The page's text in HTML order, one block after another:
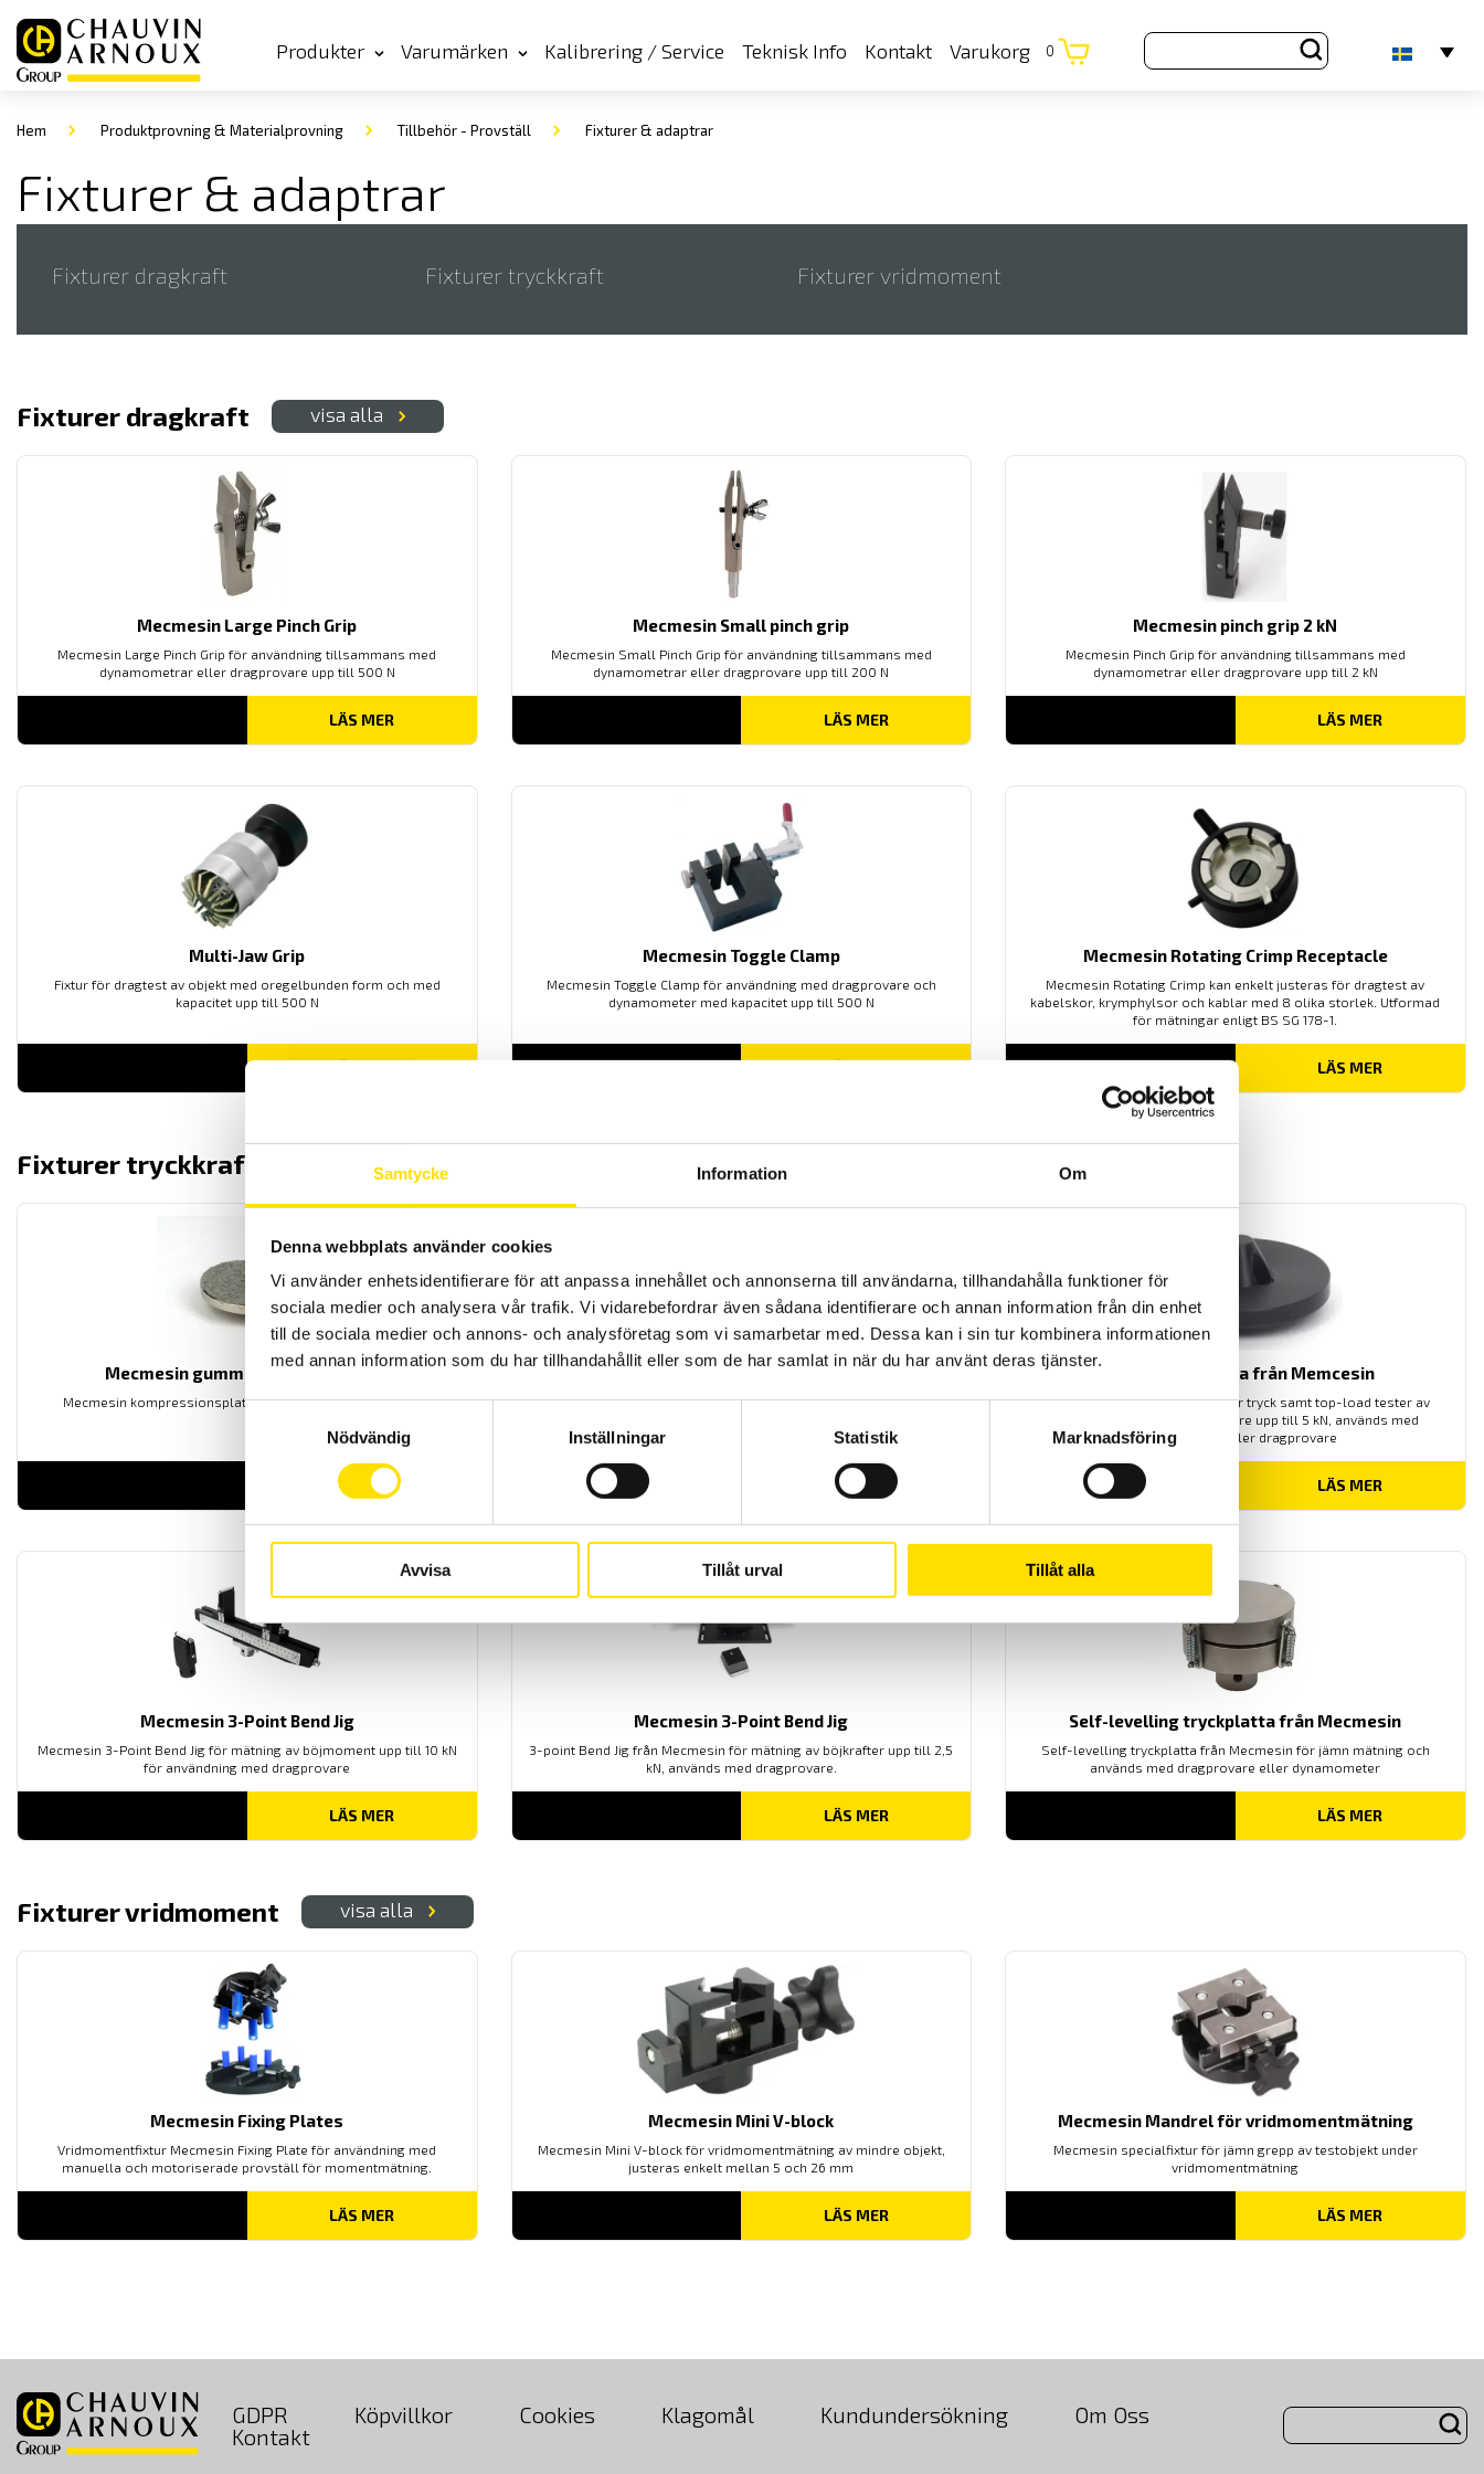
Samtycke Information Om
Denna webbplats använder cookies
Vi använder enhetsidentifierare för att anpassa innehållet och annonserna till användarna, tillhandahålla funktioner för
sociala medier och analysera vår trafik. Vi vidarebefordrar även sådana identifierare och annan information från din enhet
till de sociala medier och annons- och analysföretag som vi samarbetar med. Dessa kan i sin tur kombinera informationen
med annan information som du har tillhandahållit eller som de har samlat in när du har använt deras tjänster.
Samtyckesval
Nödvändig
Inställningar Statistik Marknadsföring
Avvisa Tillåt urval Tillåt alla
Produkter Varumärken Kalibrering / Service Teknisk Info Kontakt Varukorg 0
Hem Produktprovning & Materialprovning Tillbehör - Provställ Fixturer & adaptrar
Fixturer & adaptrar
Fixturer dragkraft Fixturer tryckkraft Fixturer vridmoment
Fixturer dragkraft visa alla
Mecmesin Large Pinch Grip
Mecmesin Large Pinch Grip för användning tillsammans med
dynamometrar eller dragprovare upp till 500 N
LÄS MER
Mecmesin Small pinch grip
Mecmesin Small Pinch Grip för användning tillsammans med
dynamometrar eller dragprovare upp till 200 N
LÄS MER
Mecmesin pinch grip 2 kN
Mecmesin Pinch Grip för användning tillsammans med
dynamometrar eller dragprovare upp till 2 kN
LÄS MER
Multi-Jaw Grip
Fixtur för dragtest av objekt med oregelbunden form och med
kapacitet upp till 500 N
Mecmesin Toggle Clamp
Mecmesin Toggle Clamp för användning med dragprovare och
dynamometer med kapacitet upp till 500 N
Mecmesin Rotating Crimp Receptacle
Mecmesin Rotating Crimp kan enkelt justeras för dragtest av
kabelskor, krymphylsor och kablar med 8 olika storlek. Utformad
för mätningar enligt BS SG 178-1.
LÄS MER
Fixturer tryckkraft visa alla
Mecmesin gummiklädd tryckplatta
Mecmesin kompressionsplatta gummiklädd för trycktester
LÄS MER
Mecmesin 1 kN 3-Point Bend Jig
Mecmsin 3-Point Bend Jig för trycktester av flexibla och fasta
LÄS MER
Vented tryckplatta från Memcesin
Mecmesin Vented tryckplatta för tryck samt top-load tester av
plast/PET flaskor och behållare upp till 5 kN, används med
dynamometer eller dragprovare
LÄS MER
Mecmesin 3-Point Bend Jig
Mecmesin 3-Point Bend Jig för mätning av böjmoment upp till 10 kN
för användning med dragprovare
LÄS MER
Mecmesin 3-Point Bend Jig
3-point Bend Jig från Mecmesin för mätning av böjkrafter upp till 2,5
kN, används med dragprovare.
LÄS MER
Self-levelling tryckplatta från Mecmesin
Self-levelling tryckplatta från Mecmesin för jämn mätning och
används med dragprovare eller dynamometer
LÄS MER
Fixturer vridmoment visa alla
Mecmesin Fixing Plates
Vridmomentfixtur Mecmesin Fixing Plate för användning med
manuella och motoriserade provställ för momentmätning.
LÄS MER
Mecmesin Mini V-block
Mecmesin Mini V-block för vridmomentmätning av mindre objekt,
justeras enkelt mellan 5 och 26 mm
LÄS MER
Mecmesin Mandrel för vridmomentmätning
Mecmesin specialfixtur för jämn grepp av testobjekt under
vridmomentmätning
LÄS MER
GDPR Köpvillkor Cookies Klagomål Kundundersökning
Om Oss
Kontakt